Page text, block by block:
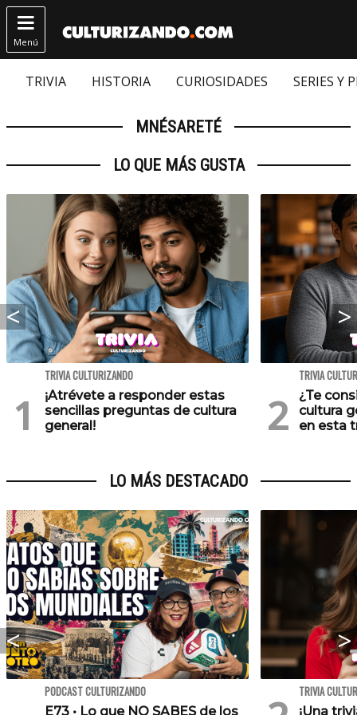

Menú
TRIVIA HISTORIA CURIOSIDADES SERIES Y
MNÉSARETÉ
LO QUE MÁS GUSTA
TRIVIA CULTURIZANDO
¡Atrévete a responder estas
sencillas preguntas de cultura
general!
TRIVIA
¿Te
cultura
en esta
LO MÁS DESTACADO
PODCAST CULTURIZANDO
E73 • Lo que NO SABES de los
TRIVIA
¡Una